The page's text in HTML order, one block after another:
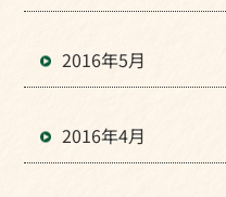
2016年5月
2016年4月